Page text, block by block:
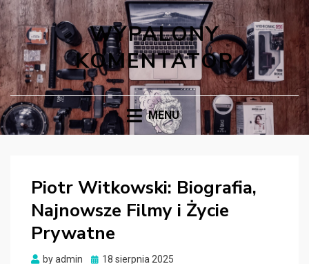
WYPALONY
KOMENTATOR
MENU
Piotr Witkowski: Biografia,
Najnowsze Filmy i Życie
Prywatne
byadmin
Posted
18 sierpnia 2025